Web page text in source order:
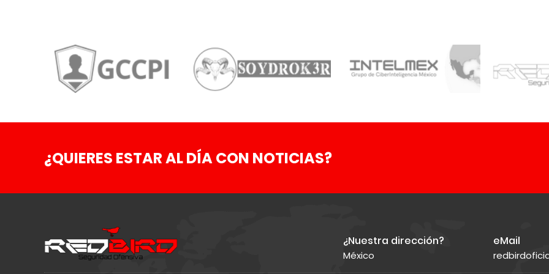
¿QUIERES ESTAR AL DÍA CON NOTICIAS?
¿Nuestra dirección?
México
eMail